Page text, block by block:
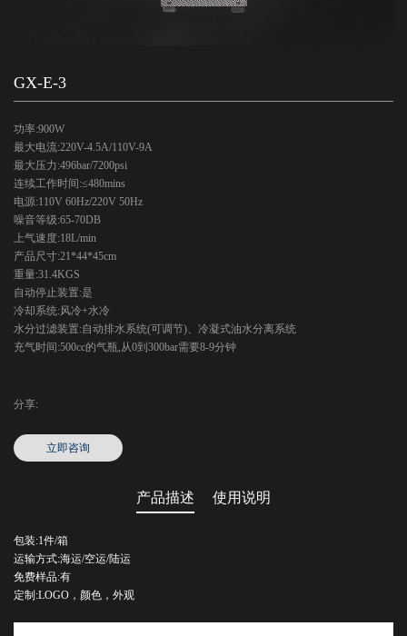
GX-E-3
功率:900W
最大电流:220V-4.5A/110V-9A
最大压力:496bar/7200psi
连续工作时间:≤480mins
电源:110V 60Hz/220V 50Hz
噪音等级:65-70DB
上气速度:18L/min
产品尺寸:21*44*45cm
重量:31.4KGS
自动停止装置:是
冷却系统:风冷+水冷
水分过滤装置:自动排水系统(可调节)、冷凝式油水分离系统
充气时间:500cc的气瓶,从0到300bar需要8-9分钟
分享:
立即咨询
产品描述 使用说明
包装:1件/箱
运输方式:海运/空运/陆运
免费样品:有
定制:LOGO，颜色，外观